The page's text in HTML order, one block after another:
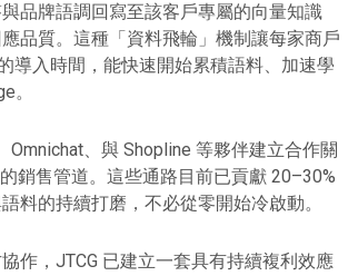
品牌語調回寫至該客戶專屬的向量知識
品質。這種「資料飛輪」機制讓每家商戶
導入時間，能快速開始累積語料、加速學
。
、與 Shopline 等夥伴建立合作關
銷售管道。這些通路目前已貢獻 20–30%
料的持續打磨，不必從零開始冷啟動。
作，JTCG 已建立一套具有持續複利效應